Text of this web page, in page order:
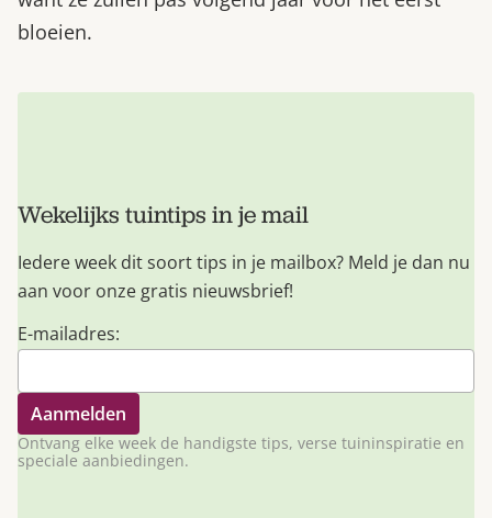
bloeien.
Wekelijks tuintips in je mail
Iedere week dit soort tips in je mailbox? Meld je dan nu
aan voor onze gratis nieuwsbrief!
E-mailadres:
Ontvang elke week de handigste tips, verse tuininspiratie en
speciale aanbiedingen.